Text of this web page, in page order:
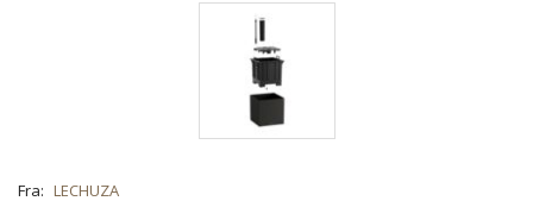
Fra: LECHUZA